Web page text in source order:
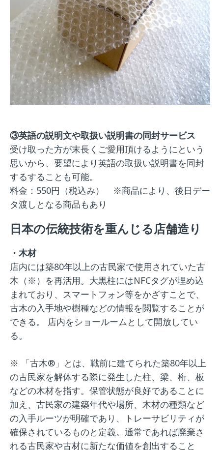
③英語の説明文や取扱い説明書の同封サービス
受け取った方が末長くご愛用頂けるようにという
思いから、要望により英語の取扱い説明書を同封
するすることも可能。
料金：550円（税込み） ※商品により、後日デー
タ渡しとなる商品もあり
日本の伝統技術を重んじる店舗造り
・木材
店内には築80年以上の古民家で使用されていた古
木（※）を再活用。大黒柱にはNFCタグが埋め込
まれており、スマートフォン等をかざすことで、
古木の入手地や樹種などの情報を閲覧することが
できる。 店内をショールームとして開放してい
る。
※ 「古木®」とは、戦前に建てられた築80年以上
の古民家を解体する際に発生した柱、梁、桁、板
などの木材を指す。保管状態が良好であることに
加え、古民家の建築年代や場所、木材の種類など
の入手ルーツが明確であり、トレーサビリティが
確保されているものと定義。通常であれば廃棄さ
れる古民家や古材に新たな価値を創出すること